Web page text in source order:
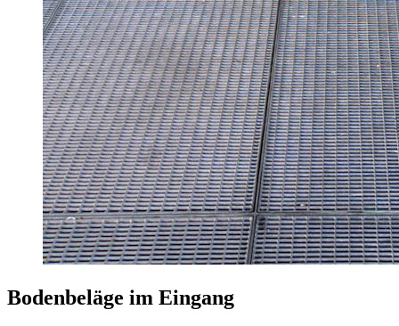
Bodenbeläge im Eingang